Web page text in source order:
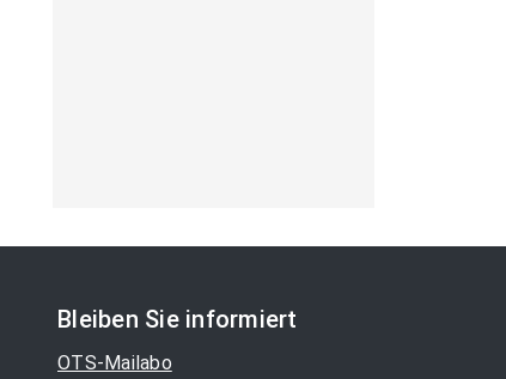
Bleiben Sie informiert
OTS-Mailabo